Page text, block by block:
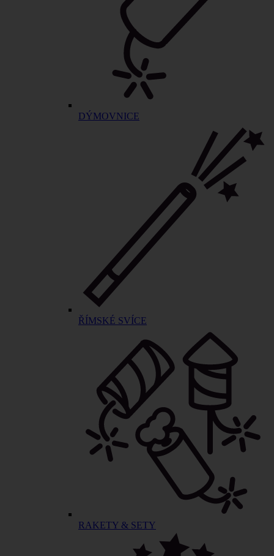
DÝMOVNICE
ŘÍMSKÉ SVÍCE
RAKETY & SETY